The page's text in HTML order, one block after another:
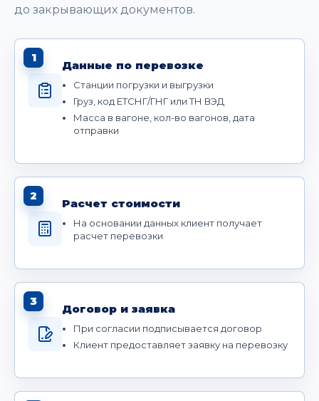
до закрывающих документов.
1
Данные по перевозке
Станции погрузки и выгрузки
Груз, код ЕТСНГ/ГНГ или ТН ВЭД
Масса в вагоне, кол-во вагонов, дата
отправки
2
Расчет стоимости
На основании данных клиент получает
расчет перевозки
3
Договор и заявка
При согласии подписывается договор
Клиент предоставляет заявку на перевозку